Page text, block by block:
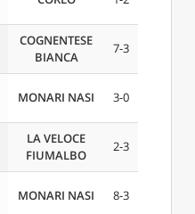
COGNENTESE
BIANCA
7-3
MONARI NASI 3-0
LA VELOCE
FIUMALBO
2-3
MONARI NASI 8-3